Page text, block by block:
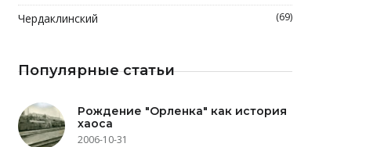
Чердаклинский (69)
Популярные статьи
Рождение "Орленка" как история
хаоса
2006-10-31